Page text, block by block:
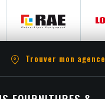
Trouver mon agence